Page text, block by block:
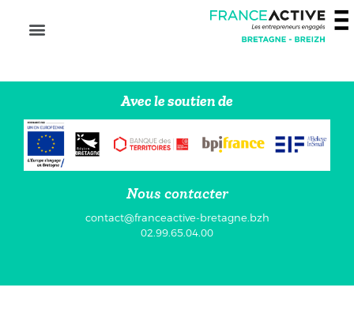
Avec le soutien de
Nous contacter
contact@franceactive-bretagne.bzh
02.99.65.04.00